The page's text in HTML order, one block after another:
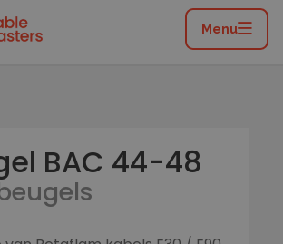
Menu
Beugel BAC
BAC 44-48